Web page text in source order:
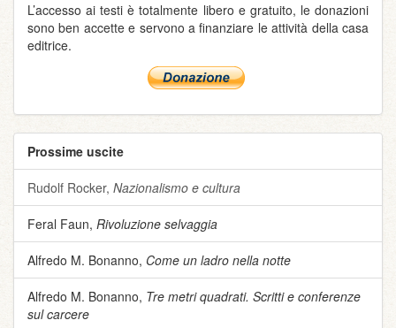
L’accesso ai testi è totalmente libero e gratuito, le donazioni
sono ben accette e servono a finanziare le attività della casa
editrice.
Prossime uscite
Rudolf Rocker, Nazionalismo e cultura
Feral Faun, Rivoluzione selvaggia
Alfredo M. Bonanno, Come un ladro nella notte
Alfredo M. Bonanno, Tre metri quadrati. Scritti e conferenze
sul carcere